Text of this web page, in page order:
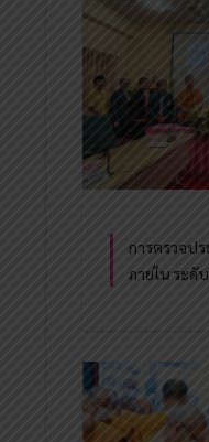
การตรวจป
ภายใน ระดั